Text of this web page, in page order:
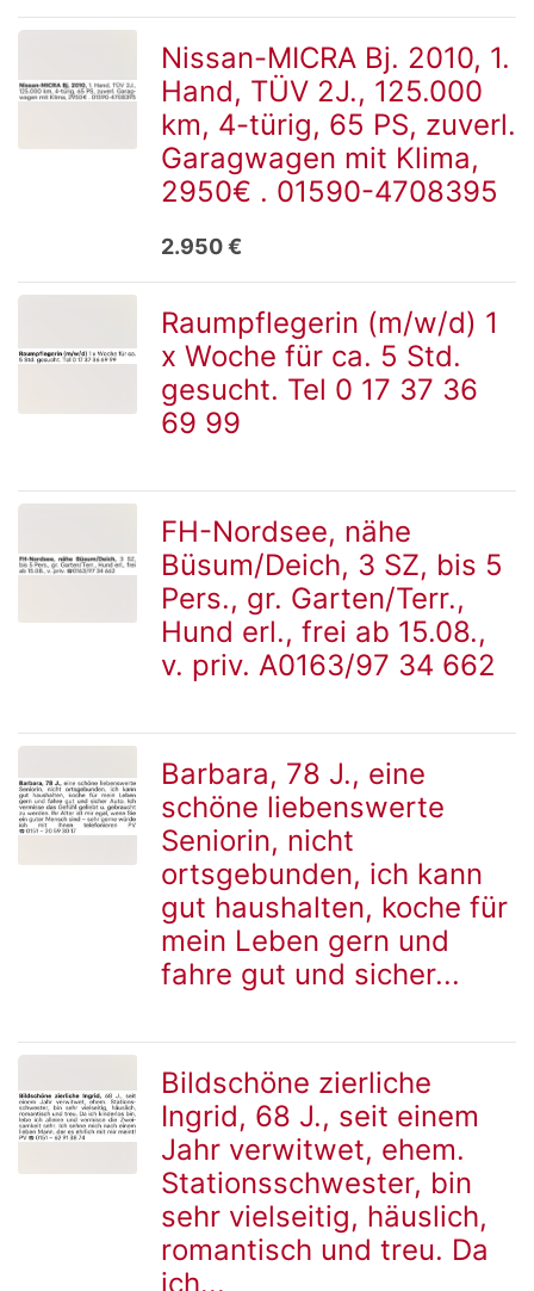
Detailseite
Nissan-MICRA Bj. 2010, 1.
Hand, TÜV 2J., 125.000
km, 4-türig, 65 PS, zuverl.
Garagwagen mit Klima,
2950€ . 01590-4708395
2.950 €
zur
Raumpflegerin (m/w/d) 1
x Woche für ca. 5 Std.
gesucht. Tel 0 17 37 36
69 99
Detailseite
FH-Nordsee, nähe
Büsum/Deich, 3 SZ, bis 5
Pers., gr. Garten/Terr.,
Hund erl., frei ab 15.08.,
v. priv. A0163/97 34 662
Detailseite
Barbara, 78 J., eine
schöne liebenswerte
Seniorin, nicht
ortsgebunden, ich kann
gut haushalten, koche für
mein Leben gern und
fahre gut und sicher...
Detailseite
Bildschöne zierliche
Ingrid, 68 J., seit einem
Jahr verwitwet, ehem.
Stationsschwester, bin
sehr vielseitig, häuslich,
romantisch und treu. Da
ich...